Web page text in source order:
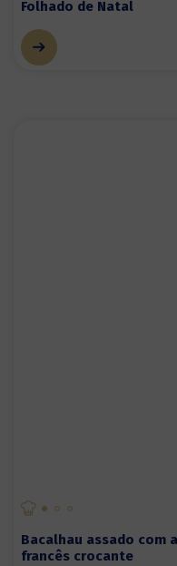
Folhado de Natal
Bacalhau assado com
francês crocante